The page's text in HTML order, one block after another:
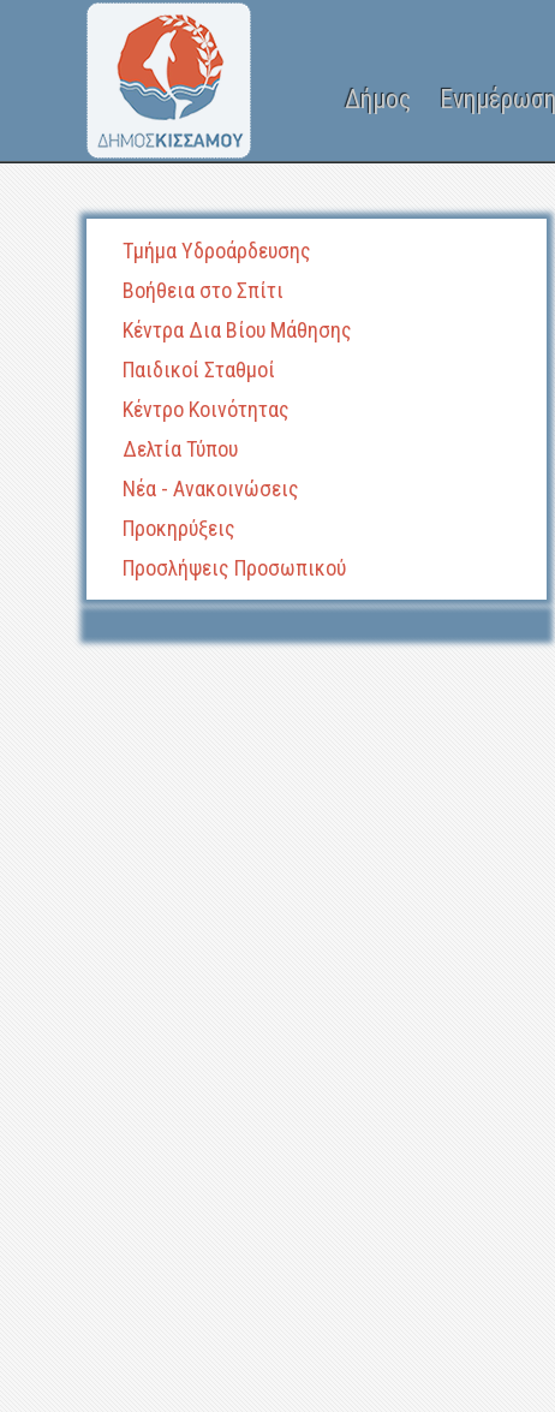
Δήμος Ενημέρωση
Τμήμα Υδροάρδευσης
Βοήθεια στο Σπίτι
Κέντρα Δια Βίου Μάθησης
Παιδικοί Σταθμοί
Κέντρο Κοινότητας
Δελτία Τύπου
Νέα - Ανακοινώσεις
Προκηρύξεις
Προσλήψεις Προσωπικού